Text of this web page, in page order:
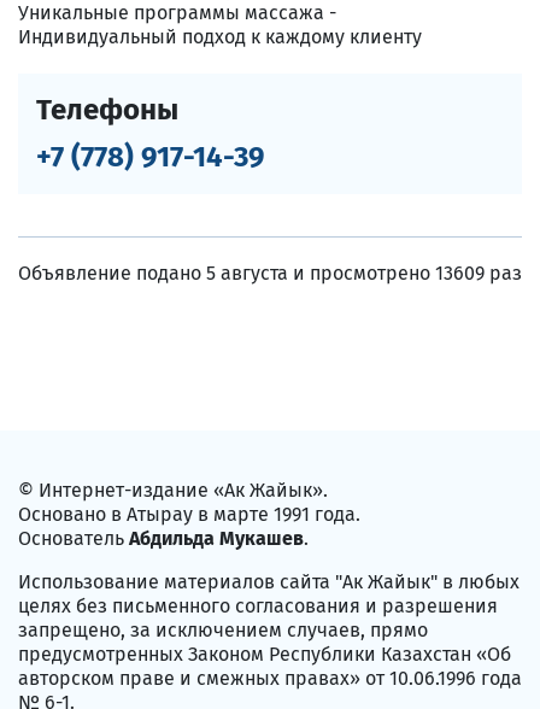
Уникальные программы массажа -
Индивидуальный подход к каждому клиенту
Телефоны
+7 (778) 917-14-39
Объявление подано 5 августа и просмотрено 13609 раз
© Интернет-издание «Ак Жайык».
Основано в Атырау в марте 1991 года.
Основатель Абдильда Мукашев.
Использование материалов сайта "Ак Жайык" в любых
целях без письменного согласования и разрешения
запрещено, за исключением случаев, прямо
предусмотренных Законом Республики Казахстан «Об
авторском праве и смежных правах» от 10.06.1996 года
№ 6-1.